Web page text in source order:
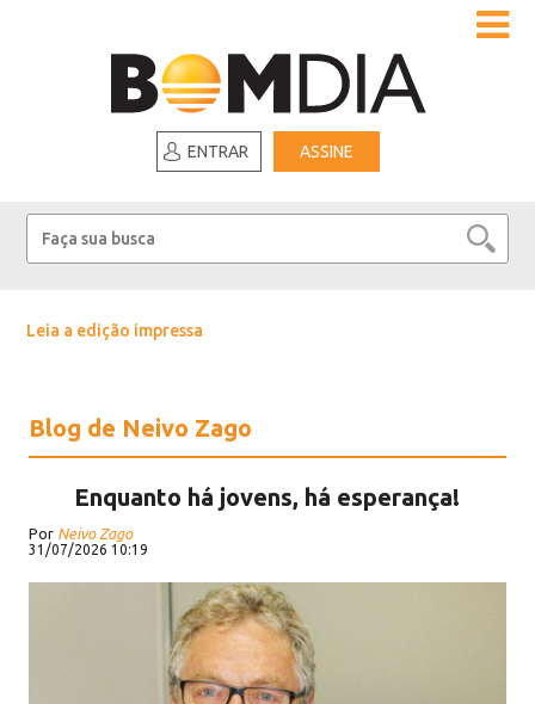
ENTRAR ASSINE
Leia a edição impressa
Blog de Neivo Zago
Enquanto há jovens, há esperança!
Por Neivo Zago
31/07/2026 10:19